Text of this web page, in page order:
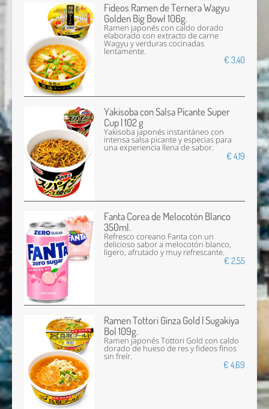
Fideos Ramen de Ternera Wagyu
Golden Big Bowl 106g.
Ramen japonés con caldo dorado
elaborado con extracto de carne
Wagyu y verduras cocinadas
lentamente.
€ 3,40
Yakisoba con Salsa Picante Super
Cup | 102 g
Yakisoba japonés instantáneo con
intensa salsa picante y especias para
una experiencia llena de sabor.
€ 4,19
Fanta Corea de Melocotón Blanco
350ml.
Refresco coreano Fanta con un
delicioso sabor a melocotón blanco,
ligero, afrutado y muy refrescante.
€ 2,55
Ramen Tottori Ginza Gold | Sugakiya
Bol 109g.
Ramen japonés Tottori Gold con caldo
dorado de hueso de res y fideos finos
sin freír.
€ 4,69